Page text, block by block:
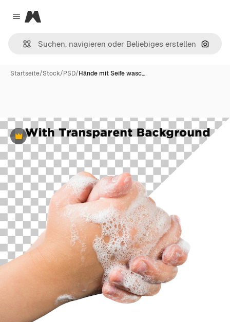
Close menu
Magnific
Nach
Startseite/Stock/PSD/Hände mit Seife wasc…
Premium